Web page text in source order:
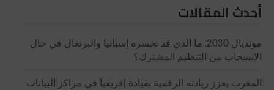
أحدث المقالات
مونديال 2030: ما الذي قد تخسره إسبانيا والبرتغال في حال
الانسحاب من التنظيم المشترك؟
المغرب يعزز ريادته الرقمية بقيادة إفريقيا في مراكز البيانات